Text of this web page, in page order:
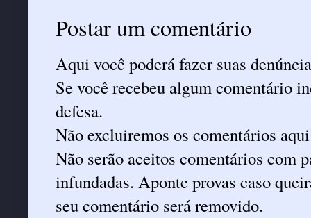
Postar um comentário
Aqui você poderá fazer suas
Se você recebeu algum comentário
defesa.
Não excluiremos os comentários
Não serão aceitos comentários com
infundadas. Aponte provas caso
seu comentário será removido.